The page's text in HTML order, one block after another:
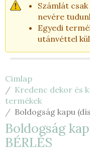
Számlát
nevére
Egyedi
utánvéttel
Címlap
Kredenc dekor és
termékek
Boldogság kapu
Boldogság
BÉRLÉS